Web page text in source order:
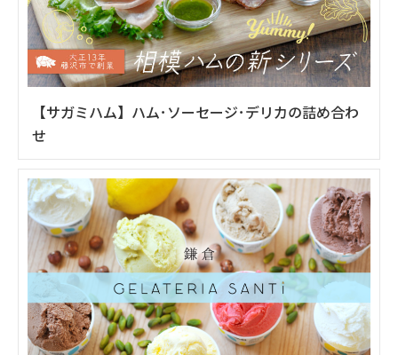
【サガミハム】ハム･ソーセージ･デリカの詰め合わ
せ